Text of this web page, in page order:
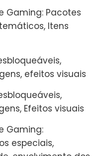
Gaming: Pacotes
Itens
efeitos visuais
Efeitos visuais
Gaming:
especiais,